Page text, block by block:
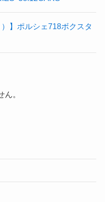
】ポルシェ718ボクスタ
。